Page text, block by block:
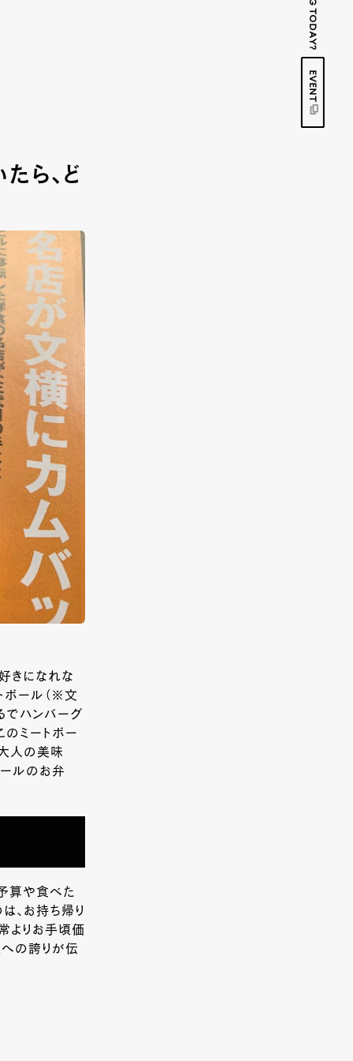
EVENT
ら、ど
きになれな
ボール（※文
でハンバーグ
のミートボー
人の美味
ールのお弁
算や食べた
、お持ち帰り
よりお手頃価
への誇りが伝